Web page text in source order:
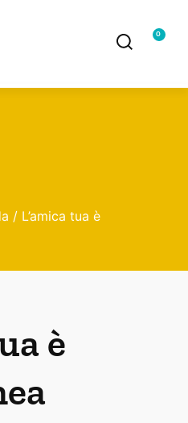
0
/ L’amica tua è
è